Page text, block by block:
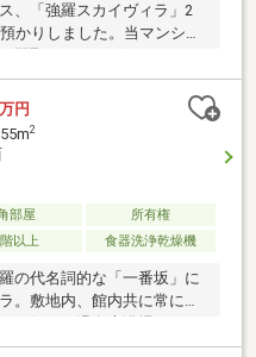
、「強羅スカイヴィラ」2
かりしました。当マンショ
ーからは四季折々の景色が
内見のご予約、ご質問はお
。
万円
2
部屋
所有権
以上 食器洗浄乾燥機
の代名詞的な「一番坂」に
。敷地内、館内共に常に丁
清潔感に満ちています。今